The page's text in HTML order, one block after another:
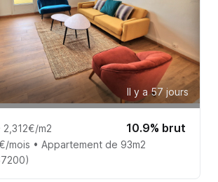
Il y a 57 jours
2,312€/m2 10.9% brut
mois • Appartement de 93m2